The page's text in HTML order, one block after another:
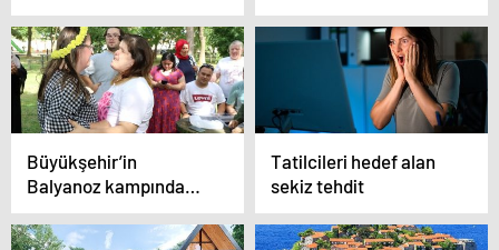
hafta bile sürüyor!
Tatilin bitmesiyle
depresyon hissi
Büyükşehir’in
Balyanoz kampında
engel yok
Tatilcileri hedef alan
sekiz tehdit